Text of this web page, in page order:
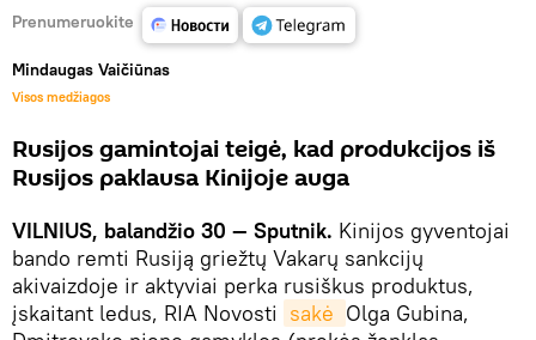
Prenumeruokite
Mindaugas Vaičiūnas
Visos medžiagos
Rusijos gamintojai teigė, kad produkcijos iš
Rusijos paklausa Kinijoje auga
VILNIUS, balandžio 30 — Sputnik. Kinijos gyventojai
bando remti Rusiją griežtų Vakarų sankcijų
akivaizdoje ir aktyviai perka rusiškus produktus,
įskaitant ledus, RIA Novosti sakė Olga Gubina,